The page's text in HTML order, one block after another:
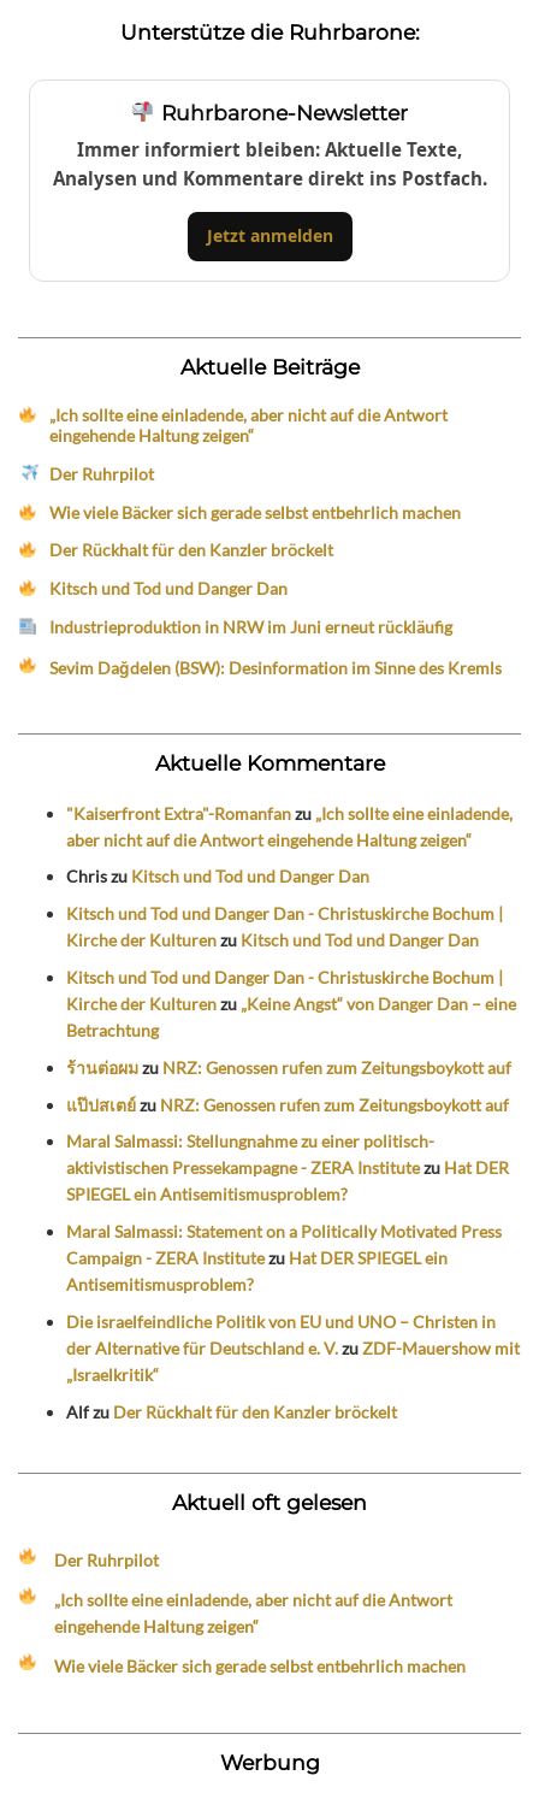
Unterstütze die Ruhrbarone:
Ruhrbarone-Newsletter
Immer informiert bleiben: Aktuelle Texte,
Analysen und Kommentare direkt ins Postfach.
Jetzt anmelden
Aktuelle Beiträge
„Ich sollte eine einladende, aber nicht auf die Antwort
eingehende Haltung zeigen“
Der Ruhrpilot
Wie viele Bäcker sich gerade selbst entbehrlich machen
Der Rückhalt für den Kanzler bröckelt
Kitsch und Tod und Danger Dan
Industrieproduktion in NRW im Juni erneut rückläufig
Sevim Dağdelen (BSW): Desinformation im Sinne des Kremls
Aktuelle Kommentare
"Kaiserfront Extra"-Romanfanzu „Ich sollte eine einladende,
aber nicht auf die Antwort eingehende Haltung zeigen“
Chriszu Kitsch und Tod und Danger Dan
Kitsch und Tod und Danger Dan - Christuskirche Bochum |
Kirche der Kulturenzu Kitsch und Tod und Danger Dan
Kitsch und Tod und Danger Dan - Christuskirche Bochum |
Kirche der Kulturenzu „Keine Angst“ von Danger Dan – eine
Betrachtung
ร้านต่อผมzu NRZ: Genossen rufen zum Zeitungsboykott auf
แป๊ปสเตย์zu NRZ: Genossen rufen zum Zeitungsboykott auf
Maral Salmassi: Stellungnahme zu einer politisch-
aktivistischen Pressekampagne - ZERA Institutezu Hat DER
SPIEGEL ein Antisemitismusproblem?
Maral Salmassi: Statement on a Politically Motivated Press
Campaign - ZERA Institutezu Hat DER SPIEGEL ein
Antisemitismusproblem?
Die israelfeindliche Politik von EU und UNO – Christen in
der Alternative für Deutschland e. V.zuZDF-Mauershow mit
„Israelkritik“
Alfzu Der Rückhalt für den Kanzler bröckelt
Aktuell oft gelesen
Der Ruhrpilot
„Ich sollte eine einladende, aber nicht auf die Antwort
eingehende Haltung zeigen“
Wie viele Bäcker sich gerade selbst entbehrlich machen
Werbung